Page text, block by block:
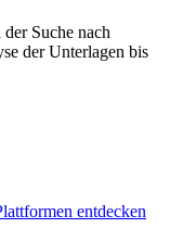
Suche nach
der Unterlagen bis
entdecken